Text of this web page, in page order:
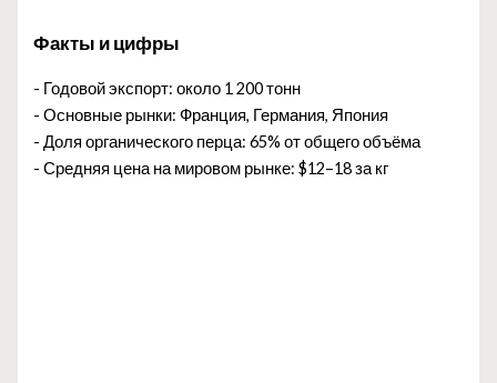
Факты и цифры
- Годовой экспорт: около 1 200 тонн
- Основные рынки: Франция, Германия, Япония
- Доля органического перца: 65% от общего объёма
- Средняя цена на мировом рынке: $12–18 за кг